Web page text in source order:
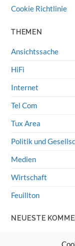
Cookie Richtlinie
THEMEN
Ansichtssache
HiFi
Internet
Tel Com
Tux Area
Politik und
Medien
Wirtschaft
Feuillton
NEUESTE